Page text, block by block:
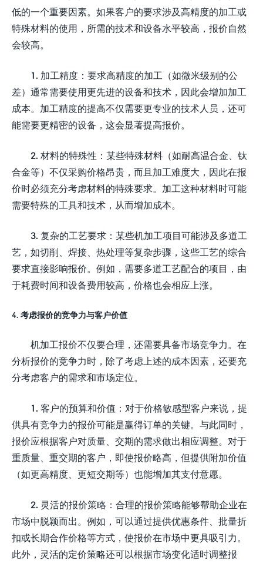
低的一个重要因素。如果客户的要求涉及高精度的加工或
特殊材料的使用，所需的技术和设备水平较高，报价自然
会较高。
1. 加工精度：要求高精度的加工（如微米级别的公
差）通常需要使用更先进的设备和技术，因此会增加加工
成本。加工精度的提高不仅需要更专业的技术人员，还可
能需要更精密的设备，这会显著提高报价。
2. 材料的特殊性：某些特殊材料（如耐高温合金、钛
合金等）不仅采购价格昂贵，而且加工难度大，因此在报
价时必须充分考虑材料的特殊要求。加工这种材料时可能
需要特殊的工具和技术，从而增加成本。
3. 复杂的工艺要求：某些机加工项目可能涉及多道工
艺，如切削、焊接、热处理等复杂步骤，这些工艺的综合
要求直接影响报价。例如，需要多道工艺配合的项目，由
于耗费时间和设备费用较高，价格也会相应上涨。
4. 考虑报价的竞争力与客户价值
机加工报价不仅要合理，还需要具备市场竞争力。在
分析报价的竞争力时，除了考虑上述的成本因素，还要充
分考虑客户的需求和市场定位。
1. 客户的预算和价值：对于价格敏感型客户来说，提
供具有竞争力的报价可能是赢得订单的关键。与此同时，
报价应根据客户对质量、交期的需求做出相应调整。对于
重质量、重交期的客户，即使报价略高，但提供附加价值
（如更高精度、更短交期等）也能增加其支付意愿。
2. 灵活的报价策略：合理的报价策略能够帮助企业在
市场中脱颖而出。例如，可以通过提供优惠条件、批量折
扣或长期合作价格等方式，使报价在市场中更具吸引力。
此外，灵活的定价策略还可以根据市场变化适时调整报